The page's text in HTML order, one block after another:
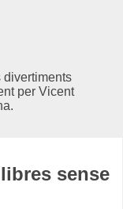
divertiments
per Vicent
sense